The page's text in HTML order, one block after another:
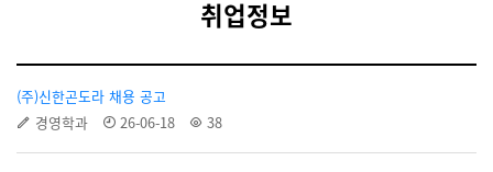
취업정보
(주)신한곤도라 채용 공고
경영학과
26-06-18 38